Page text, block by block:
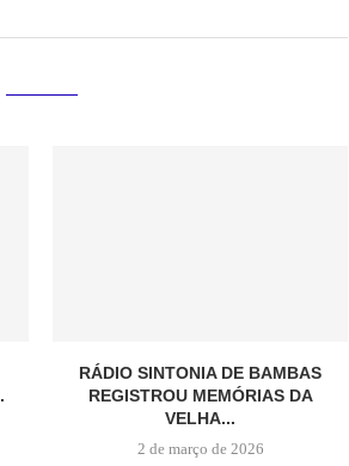
RÁDIO SINTONIA DE BAMBAS
REGISTROU MEMÓRIAS DA
VELHA...
2 de março de 2026